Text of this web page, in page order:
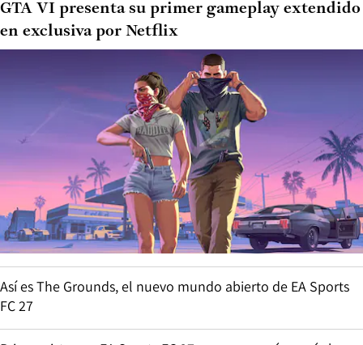
GTA VI presenta su primer gameplay extendido
en exclusiva por Netflix
Así es The Grounds, el nuevo mundo abierto de EA Sports
FC 27